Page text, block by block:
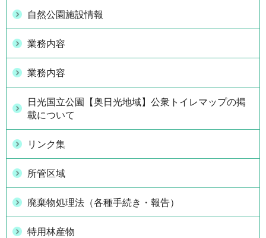
自然公園施設情報
業務内容
業務内容
日光国立公園【奥日光地域】公衆トイレマップの掲
載について
リンク集
所管区域
廃棄物処理法（各種手続き・報告）
特用林産物